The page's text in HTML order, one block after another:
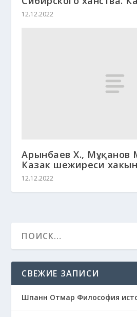
12.12.2022
Арғынбаев Х., Мұқанов
Казак шежиреси
12.12.2022
СВЕЖИЕ ЗАПИСИ
Шпанн Отмар Философия